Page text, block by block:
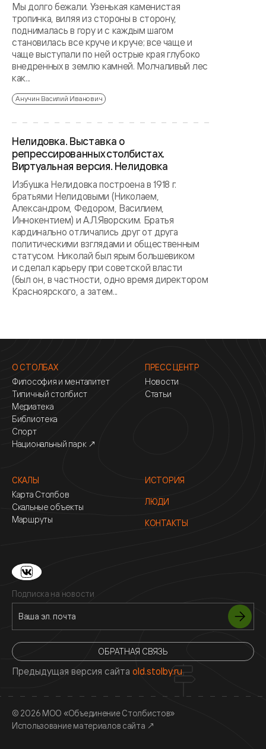
Мы долго бежали. Узенькая каменистая
тропинка, виляя из стороны в сторону,
поднималась в гору и с каждым шагом
становилась вce круче и круче; все чаще и
чаще выступали по ней острые края глубоко
внедренных в землю камней. Молчаливый лес
как...
Анучин Василий Иванович
Нелидовка. Выставка о
репрессированных столбистах.
Виртуальная версия. Нелидовка
Избушка Нелидовка построена в 1918 г.
братьями Нелидовыми (Николаем,
Александром, Федором, Василием,
Иннокентием) и А.Л.Яворским. Братья
кардинально отличались друг от друга
политическими взглядами и общественным
статусом. Николай был ярым большевиком
и сделал карьеру при советской власти
(был он, в частности, одно время директором
Красноярского, а затем...
О СТОЛБАХ
Философия и менталитет
Типичный столбист
Медиатека
Библиотека
Спорт
Национальный парк ↗
ПРЕСС ЦЕНТР
Новости
Статьи
СКАЛЫ
Карта Столбов
Скальные объекты
Маршруты
ИСТОРИЯ
ЛЮДИ
КОНТАКТЫ
Подписка на новости
ОБРАТНАЯ СВЯЗЬ
Предыдущая версия сайта old.stolby.ru
© 2026 МОО «Объединение Столбистов»
Использование материалов сайта ↗